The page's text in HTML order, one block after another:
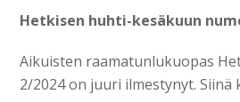
Hetkisen huhti-kesäkuun
Aikuisten raamatunlukuopas
2/2024 on juuri ilmestynyt. Siinä